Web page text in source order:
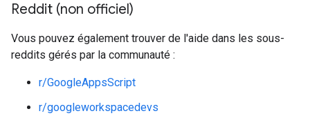
Reddit (non officiel)
Vous pouvez également trouver de l'aide dans les sous-
reddits gérés par la communauté :
r/GoogleAppsScript
r/googleworkspacedevs